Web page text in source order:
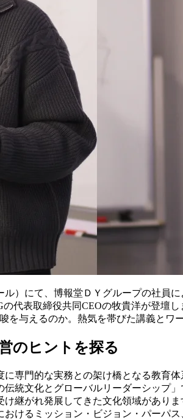
）にて、博報堂ＤＹグループの社員
代表取締役共同CEOの牧貴洋が登壇
を与えるのか。熱気を帯びた講義とワ
のヒントを探る
専門的な実務との架け橋となる教育
統文化とグローバルリーダーシップ」
継がれ発展してきた文化領域があり
けるミッション・ビジョン・パーパ